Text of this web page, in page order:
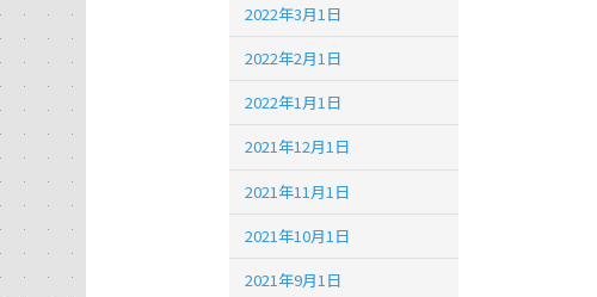
2022年3月1日
2022年2月1日
2022年1月1日
2021年12月1日
2021年11月1日
2021年10月1日
2021年9月1日